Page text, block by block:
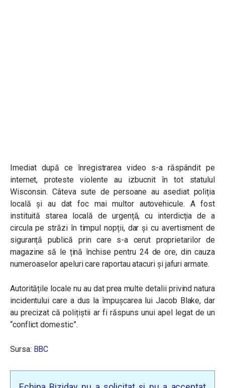
Imediat după ce înregistrarea video s-a răspândit pe
internet, proteste violente au izbucnit în tot statulul
Wisconsin. Câteva sute de persoane au asediat poliția
locală și au dat foc mai multor autovehicule. A fost
instituită starea locală de urgență, cu interdicția de a
circula pe străzi în timpul nopții, dar și cu avertisment de
siguranță publică prin care s-a cerut proprietarilor de
magazine să le țină închise pentru 24 de ore, din cauza
numeroaselor apeluri care raportau atacuri și jafuri armate.
Autoritățile locale nu au dat prea multe detalii privind natura
incidentului care a dus la împușcarea lui Jacob Blake, dar
au precizat că polițiștii ar fi răspuns unui apel legat de un
“conflict domestic”.
Sursa: BBC